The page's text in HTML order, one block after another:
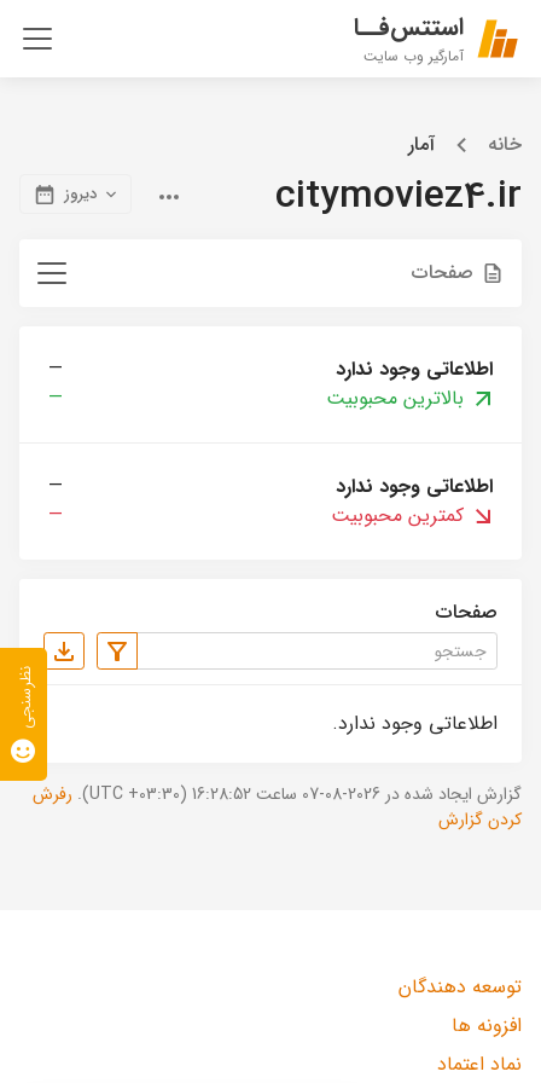
استتس‌فــا
آمارگیر وب سایت
خانه آمار
citymoviez4.ir دیروز
صفحات
اطلاعاتی وجود ندارد
—
بالاترین محبوبیت
—
اطلاعاتی وجود ندارد
—
کمترین محبوبیت
—
صفحات
اطلاعاتی وجود ندارد.
گزارش ایجاد شده در 2026-08-07 ساعت 16:28:52 (UTC +03:30).
رفرش
کردن گزارش
توسعه دهندگان
افزونه ها
نماد اعتماد
نظرسنجی